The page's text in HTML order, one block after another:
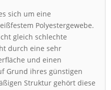
sich um eine
Polyestergewebe.
gleich schlechte
durch eine sehr
und einen
Grund ihres günstigen
Struktur gehört diese